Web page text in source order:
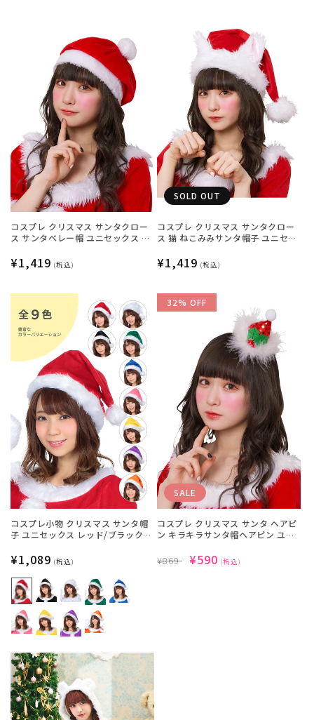
コスプレ クリスマス サンタクロー
ス サンタベレー帽 ユニセックス レ
通
価
格
¥1,419 (税込)
SOLD OUT
コスプレ クリスマス サンタクロー
ス 猫 ねこみみサンタ帽子 ユニセッ
通
価
格
¥1,419 (税込)
コスプレ小物 クリスマス サンタ帽
子 ユニセックス レッド/ブラック/
イエロー/パープル/オレンジ【クリ
アストーン】
通
常
価
格
¥1,089 (税込)
SALE
コスプレ クリスマス サンタ ヘアピ
ン キラキラサンタ帽ヘアピン ユニ
ン】
通
¥869 SALE
¥590 (税込)
32% OFF